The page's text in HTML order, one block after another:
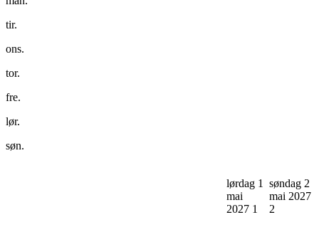
tir.
ons.
tor.
fre.
lør.
søn.
lørdag 1
mai
2027 1
søndag 2
mai 2027
2